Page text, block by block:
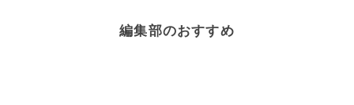
編集部のおすすめ